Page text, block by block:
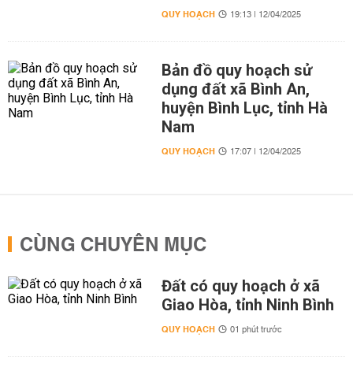
QUY HOẠCH 19:13 | 12/04/2025
Bản đồ quy hoạch sử
dụng đất xã Bình An,
huyện Bình Lục, tỉnh Hà
Nam
QUY HOẠCH 17:07 | 12/04/2025
CÙNG CHUYÊN MỤC
Đất có quy hoạch ở xã
Giao Hòa, tỉnh Ninh Bình
QUY HOẠCH 01 phút trước